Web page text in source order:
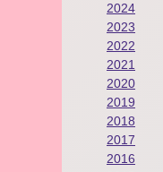
2024
2023
2022
2021
2020
2019
2018
2017
2016